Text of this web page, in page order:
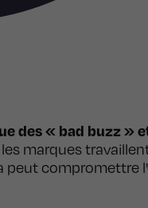
des « bad buzz »
marques
peut compromettre